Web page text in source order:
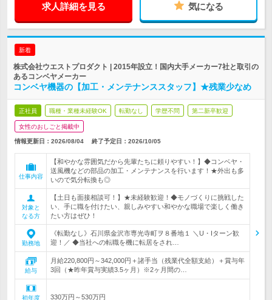
求人詳細を見る 気になる
新着
株式会社ウエストプロダクト | 2015年設立！国内大手メーカー7社と取引の
あるコンベヤメーカー
コンベヤ機器の【加工・メンテナンススタッフ】★残業少なめ
正社員 職種・業種未経験OK 転勤なし 学歴不問 第二新卒歓迎
女性のおしごと掲載中
情報更新日：2026/08/04 終了予定日： 2026/10/05
仕事内容
【和やかな雰囲気だから先輩たちに頼りやすい！】◆コンベヤ・
送風機などの部品の加工・メンテナンスを行います！★外出も多
いので気分転換も◎
対象と
なる方
【土日も面接相談可！】★未経験歓迎！◆モノづくりに挑戦した
い、手に職を付けたい、親しみやすい和やかな職場で楽しく働き
たい方はぜひ！
勤務地
《転勤なし》石川県金沢市専光寺町ヲ８番地１ ＼U・Iターン歓
迎！／ ◆当社への転職を機に転居をされ…
給与
月給220,800円～342,000円＋諸手当（残業代全額支給）＋賞与年
3回（★昨年賞与実績3.5ヶ月）※2ヶ月間の…
初年度
330万円～530万円